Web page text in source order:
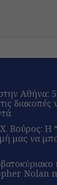
Αθήνα: 5
διακοπές
Βούρος: Η
μας να
Nolan